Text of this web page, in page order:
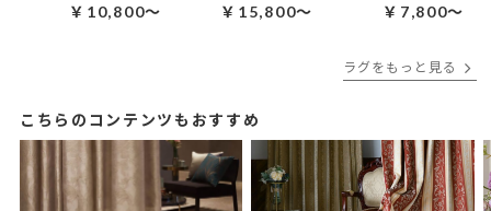
￥10,800～ ￥15,800～ ￥7,800～
ラグをもっと見る
こちらのコンテンツもおすすめ